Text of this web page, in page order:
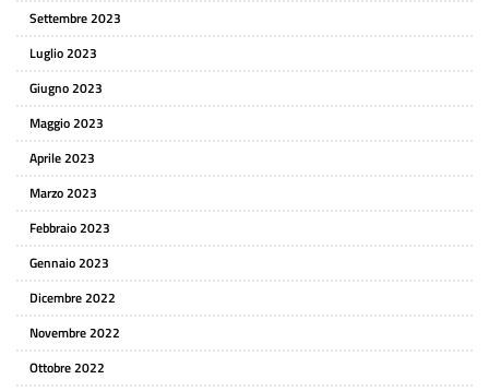
Settembre 2023
Luglio 2023
Giugno 2023
Maggio 2023
Aprile 2023
Marzo 2023
Febbraio 2023
Gennaio 2023
Dicembre 2022
Novembre 2022
Ottobre 2022